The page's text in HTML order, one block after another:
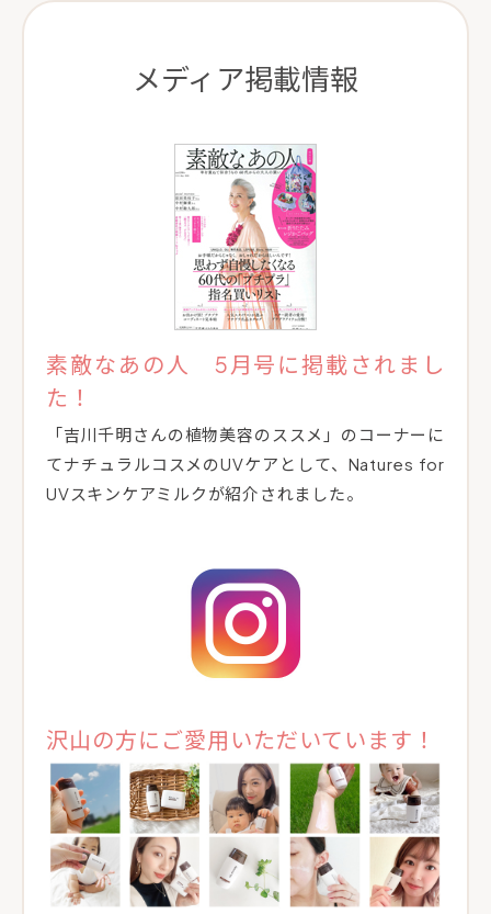
メディア掲載情報
素敵なあの人 5月号に掲載されまし
た！
「吉川千明さんの植物美容のススメ」のコーナーに
てナチュラルコスメのUVケアとして、Natures for
UVスキンケアミルクが紹介されました。
沢山の方にご愛用いただいています！